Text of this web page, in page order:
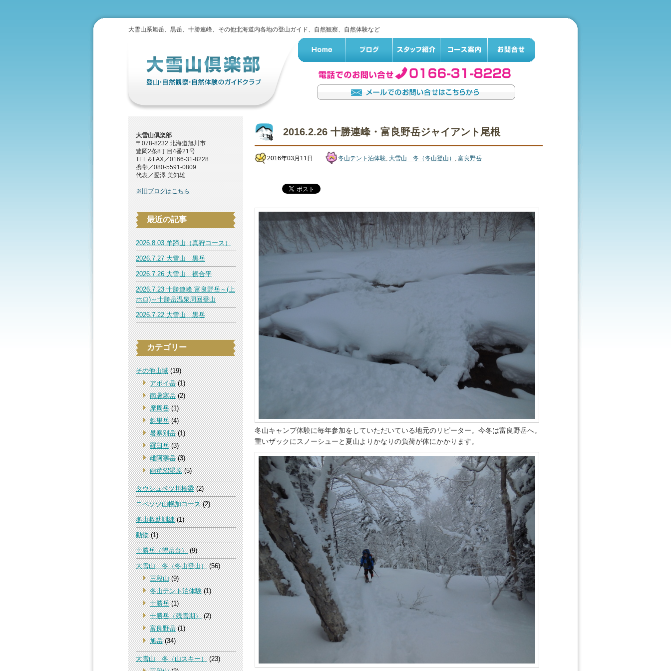
大雪山系旭岳、黒岳、十勝連峰、その他北海道内各地の登山ガイド、自然観察、自然体験など
大雪山倶楽部
〒078-8232 北海道旭川市
豊岡2条8丁目4番21号
TEL＆FAX／0166-31-8228
携帯／080-5591-0809
代表／愛澤 美知雄
※旧ブログはこちら
最近の記事
2026.8.03 羊蹄山（真狩コース）
2026.7.27 大雪山 黒岳
2026.7.26 大雪山 裾合平
2026.7.23 十勝連峰 富良野岳～(上
ホロ)～十勝岳温泉周回登山
2026.7.22 大雪山 黒岳
カテゴリー
その他山域(19)
アポイ岳(1)
南暑寒岳(2)
摩周岳(1)
斜里岳(4)
暑寒別岳(1)
羅臼岳(3)
雌阿寒岳(3)
雨竜沼湿原(5)
タウシュベツ川橋梁(2)
ニペソツ山幌加コース(2)
冬山救助訓練(1)
動物(1)
十勝岳（望岳台）(9)
大雪山 冬（冬山登山）(56)
三段山(9)
冬山テント泊体験(1)
十勝岳(1)
十勝岳（残雪期）(2)
富良野岳(1)
旭岳(34)
大雪山 冬（山スキー）(23)
2016.2.26 十勝連峰・富良野岳ジャイアント尾根
2016年03月11日 冬山テント泊体験, 大雪山 冬（冬山登山） , 富良野岳
冬山キャンプ体験に毎年参加をしていただいている地元のリピーター。今冬は富良野岳へ。
重いザックにスノーシューと夏山よりかなりの負荷が体にかかります。